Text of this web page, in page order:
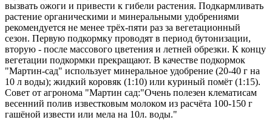
вызвать ожоги и привести к гибели растения. Подкармливать
растение органическими и минеральными удобрениями
рекомендуется не менее трёх-пяти раз за вегетационный
сезон. Первую подкормку проводят в период бутонизации,
вторую - после массового цветения и летней обрезки. К концу
вегетации подкормки прекращают. В качестве подкормок
"Мартин-сад" использует минеральное удобрение (20-40 г на
10 л воды); жидкий коровяк (1:10) или куриный помёт (1:15).
Совет от агронома "Мартин сад:"Очень полезен клематисам
весенний полив известковым молоком из расчёта 100-150 г
гашёной извести или мела на 10л. воды."